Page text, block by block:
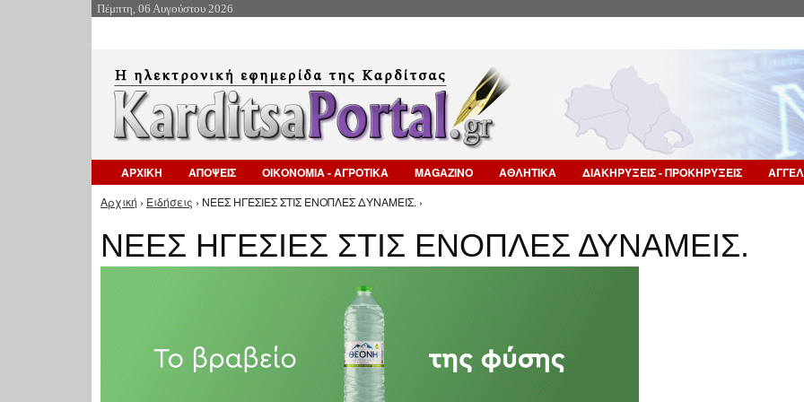
Πέμπτη, 06 Αυγούστου 2026
ΑΡΧΙΚΗ ΑΠΟΨΕΙΣ ΟΙΚΟΝΟΜΙΑ - ΑΓΡΟΤΙΚΑ MAGAZINO ΑΘΛΗΤΙΚΑ ΔΙΑΚΗΡΥΞΕΙΣ - ΠΡΟΚΗΡΥΞΕΙΣ
Είστε εδώ
Αρχική › Ειδήσεις › ΝΕΕΣ ΗΓΕΣΙΕΣ ΣΤΙΣ ΕΝΟΠΛΕΣ ΔΥΝΑΜΕΙΣ. ›
ΝΕΕΣ ΗΓΕΣΙΕΣ ΣΤΙΣ ΕΝΟΠΛΕΣ ΔΥΝΑΜΕΙΣ.